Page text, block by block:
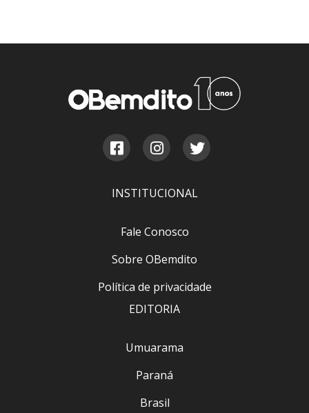
INSTITUCIONAL
Fale Conosco
Sobre OBemdito
Política de privacidade
EDITORIA
Umuarama
Paraná
Brasil